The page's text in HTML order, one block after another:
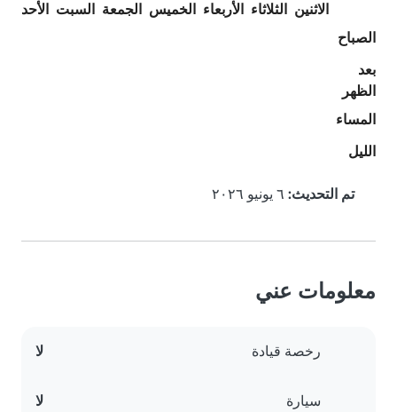
الاثنين الثلاثاء الأربعاء الخميس الجمعة السبت
الأحد
الصباح
بعد
الظهر
المساء
الليل
تم التحديث:
معلومات عني
رخصة قيادة لا
سيارة لا